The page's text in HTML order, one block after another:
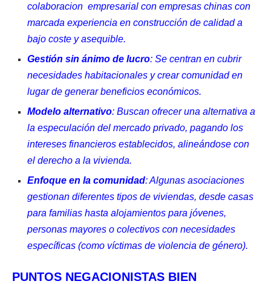
colaboracion empresarial con empresas chinas con
marcada experiencia en construcción de calidad a
bajo coste y asequible.
Gestión sin ánimo de lucro: Se centran en cubrir
necesidades habitacionales y crear comunidad en
lugar de generar beneficios económicos.
Modelo alternativo: Buscan ofrecer una alternativa a
la especulación del mercado privado, pagando los
intereses financieros establecidos, alineándose con
el derecho a la vivienda.
Enfoque en la comunidad: Algunas asociaciones
gestionan diferentes tipos de viviendas, desde casas
para familias hasta alojamientos para jóvenes,
personas mayores o colectivos con necesidades
específicas (como víctimas de violencia de género).
PUNTOS NEGACIONISTAS BIEN